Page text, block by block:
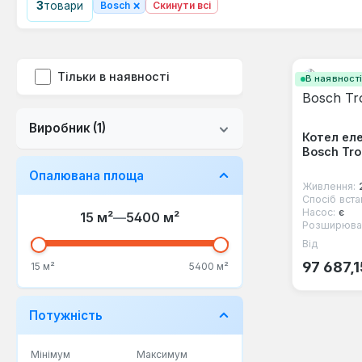
3товари Bosch × Скинути всі
Тільки в наявності
Виробник (1)
Опалювана площа
15 м²—5400 м²
15 м² 5400 м²
Потужність
Мінімум Максимум
В наявності
Котел
Bosch
Живлення:
Спосіб
Насос: є
Від
97